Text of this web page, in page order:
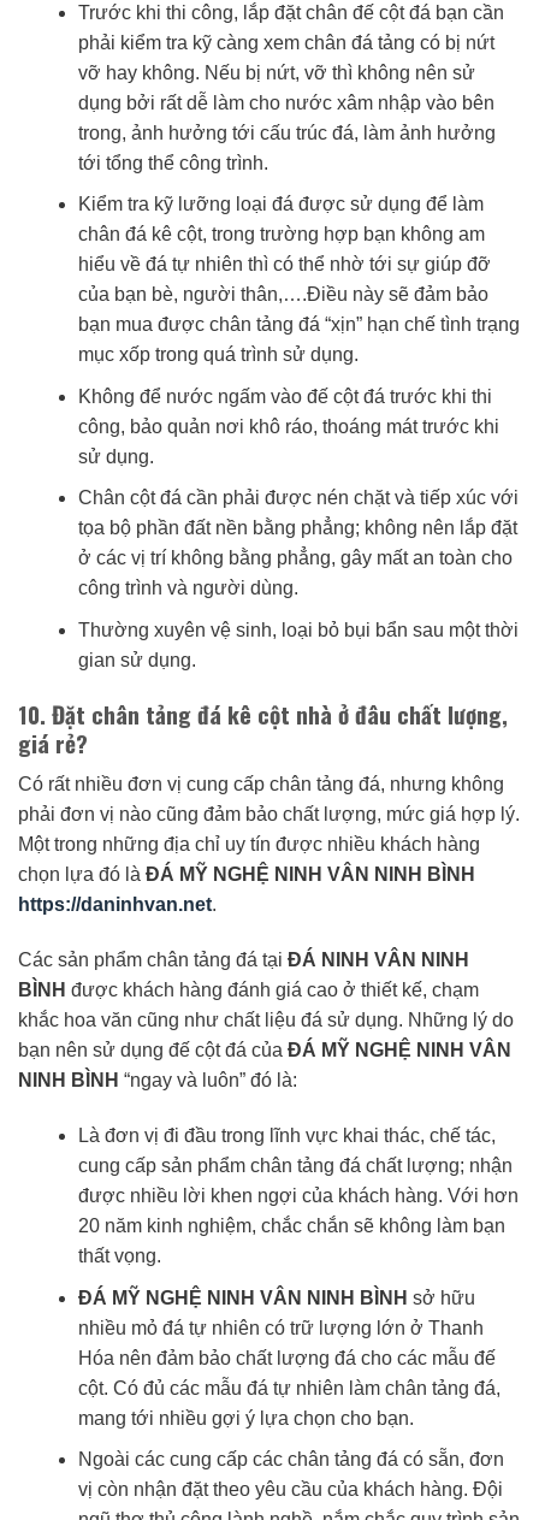
Trước khi thi công, lắp đặt chân đế cột đá bạn cần
phải kiểm tra kỹ càng xem chân đá tảng có bị nứt
vỡ hay không. Nếu bị nứt, vỡ thì không nên sử
dụng bởi rất dễ làm cho nước xâm nhập vào bên
trong, ảnh hưởng tới cấu trúc đá, làm ảnh hưởng
tới tổng thể công trình.
Kiểm tra kỹ lưỡng loại đá được sử dụng để làm
chân đá kê cột, trong trường hợp bạn không am
hiểu về đá tự nhiên thì có thể nhờ tới sự giúp đỡ
của bạn bè, người thân,….Điều này sẽ đảm bảo
bạn mua được chân tảng đá “xịn” hạn chế tình trạng
mục xốp trong quá trình sử dụng.
Không để nước ngấm vào đế cột đá trước khi thi
công, bảo quản nơi khô ráo, thoáng mát trước khi
sử dụng.
Chân cột đá cần phải được nén chặt và tiếp xúc với
tọa bộ phần đất nền bằng phẳng; không nên lắp đặt
ở các vị trí không bằng phẳng, gây mất an toàn cho
công trình và người dùng.
Thường xuyên vệ sinh, loại bỏ bụi bẩn sau một thời
gian sử dụng.
10. Đặt chân tảng đá kê cột nhà ở đâu chất lượng,
giá rẻ?
Có rất nhiều đơn vị cung cấp chân tảng đá, nhưng không
phải đơn vị nào cũng đảm bảo chất lượng, mức giá hợp lý.
Một trong những địa chỉ uy tín được nhiều khách hàng
chọn lựa đó là ĐÁ MỸ NGHỆ NINH VÂN NINH BÌNH
https://daninhvan.net.
Các sản phẩm chân tảng đá tại ĐÁ NINH VÂN NINH
BÌNH được khách hàng đánh giá cao ở thiết kế, chạm
khắc hoa văn cũng như chất liệu đá sử dụng. Những lý do
bạn nên sử dụng đế cột đá của ĐÁ MỸ NGHỆ NINH VÂN
NINH BÌNH “ngay và luôn” đó là:
Là đơn vị đi đầu trong lĩnh vực khai thác, chế tác,
cung cấp sản phẩm chân tảng đá chất lượng; nhận
được nhiều lời khen ngợi của khách hàng. Với hơn
20 năm kinh nghiệm, chắc chắn sẽ không làm bạn
thất vọng.
ĐÁ MỸ NGHỆ NINH VÂN NINH BÌNH sở hữu
nhiều mỏ đá tự nhiên có trữ lượng lớn ở Thanh
Hóa nên đảm bảo chất lượng đá cho các mẫu đế
cột. Có đủ các mẫu đá tự nhiên làm chân tảng đá,
mang tới nhiều gợi ý lựa chọn cho bạn.
Ngoài các cung cấp các chân tảng đá có sẵn, đơn
vị còn nhận đặt theo yêu cầu của khách hàng. Đội